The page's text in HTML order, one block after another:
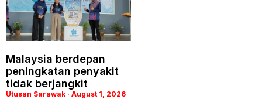
Malaysia berdepan
peningkatan penyakit
tidak berjangkit
Utusan Sarawak August 1, 2026